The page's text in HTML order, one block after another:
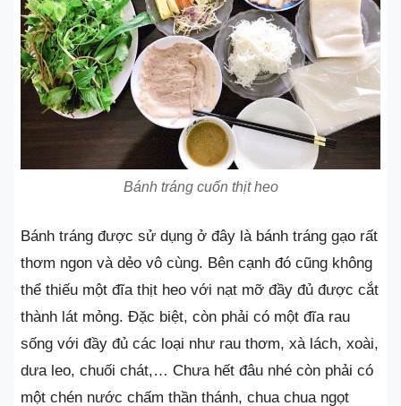
Bánh tráng cuốn thịt heo
Bánh tráng được sử dụng ở đây là bánh tráng gạo rất
thơm ngon và dẻo vô cùng. Bên cạnh đó cũng không
thể thiếu một đĩa thịt heo với nạt mỡ đầy đủ được cắt
thành lát mỏng. Đặc biệt, còn phải có một đĩa rau
sống với đầy đủ các loại như rau thơm, xà lách, xoài,
dưa leo, chuối chát,… Chưa hết đâu nhé còn phải có
một chén nước chấm thần thánh, chua chua ngọt